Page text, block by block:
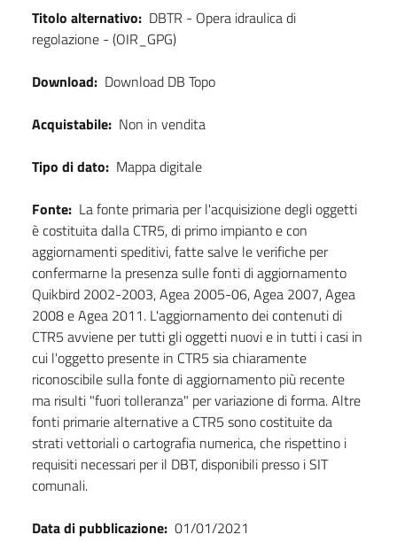
Titolo alternativo: DBTR - Opera idraulica di
regolazione - (OIR_GPG)
Download: Download DB Topo
Acquistabile: Non in vendita
Tipo di dato: Mappa digitale
Fonte: La fonte primaria per l'acquisizione degli oggetti
è costituita dalla CTR5, di primo impianto e con
aggiornamenti speditivi, fatte salve le verifiche per
confermarne la presenza sulle fonti di aggiornamento
Quikbird 2002-2003, Agea 2005-06, Agea 2007, Agea
2008 e Agea 2011. L'aggiornamento dei contenuti di
CTR5 avviene per tutti gli oggetti nuovi e in tutti i casi in
cui l'oggetto presente in CTR5 sia chiaramente
riconoscibile sulla fonte di aggiornamento più recente
ma risulti "fuori tolleranza" per variazione di forma. Altre
fonti primarie alternative a CTR5 sono costituite da
strati vettoriali o cartografia numerica, che rispettino i
requisiti necessari per il DBT, disponibili presso i SIT
comunali.
Data di pubblicazione: 01/01/2021